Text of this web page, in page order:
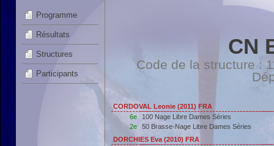
Programme
Résultats
Structures
Participants
CN
Code de la structure :
CORDOVAL Leonie (2011) FRA
6e
100 Nage Libre Dames Séries
2e
50 Brasse-Nage Libre Dames Séries
DORCHIES Eva (2010) FRA